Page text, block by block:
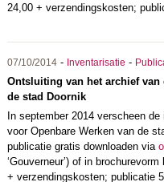
24,00 + verzendingskosten;
07/10/2014- Inventarisatie -
Ontsluiting van het archief van
de stad Doornik
In september 2014 verscheen
voor Openbare Werken van de
publicatie gratis downloaden via
‘Gouverneur’) of in
+ verzendingskosten; publicatie